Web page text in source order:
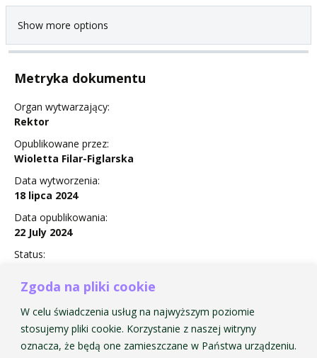
Zgoda na pliki cookie
W celu świadczenia usług na najwyższym poziomie
stosujemy pliki cookie. Korzystanie z naszej witryny
oznacza, że będą one zamieszczane w Państwa urządzeniu.
Show more options
Metryka dokumentu
Organ wytwarzający:
Rektor
Opublikowane przez:
Wioletta Filar-Figlarska
Data wytworzenia:
18 lipca 2024
Data opublikowania:
22 July 2024
Status:
ZARZĄDZENIE Nr 17 w sprawie powołania zespołu do
przeprowadzenia oceny zagrożeń i przyporządkowanych